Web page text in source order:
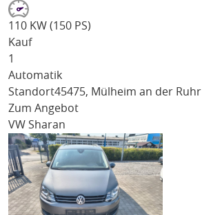
110 KW (150 PS)
Kauf
1
Automatik
Standort45475, Mülheim an der Ruhr
Zum Angebot
VW Sharan